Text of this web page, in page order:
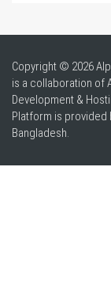
Copyright © 2026
is a collaboration of
Development &
Platform is provided
Bangladesh.